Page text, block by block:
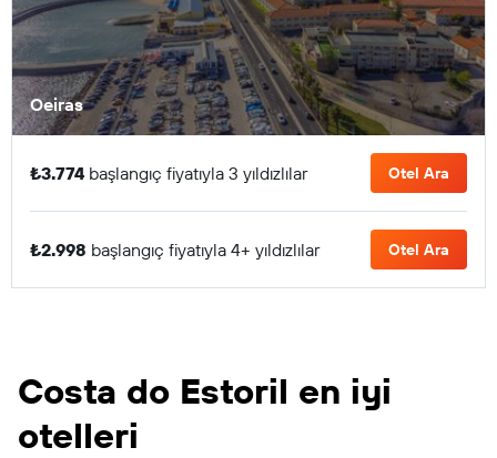
Oeiras
₺3.774 başlangıç fiyatıyla 3 yıldızlılar Otel Ara
₺2.998 başlangıç fiyatıyla 4+ yıldızlılar Otel Ara
Costa do Estoril en iyi
otelleri